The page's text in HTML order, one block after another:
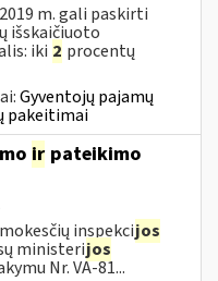
m. gali paskirti
išskaičiuoto
iki 2 procentų
Gyventojų pajamų
pakeitimai
ir pateikimo
inspekcijos
ministerijos
Nr. VA-81...